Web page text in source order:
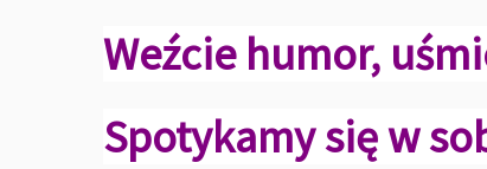
Weźcie humor,
Spotykamy się w